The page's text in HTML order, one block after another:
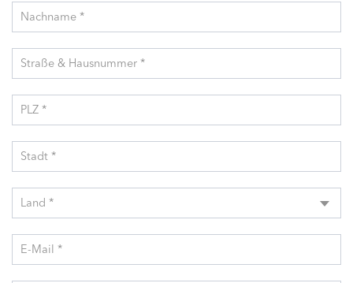
Nachname *
Straße & Hausnummer *
PLZ *
Stadt *
Land *
E-Mail *